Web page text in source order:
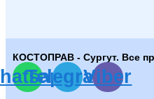
КОСТОПРАВ - Сургут. Все
Telegram
Viber